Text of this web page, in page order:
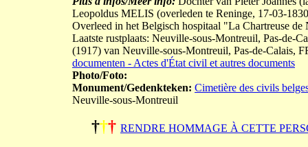
Leopoldus MELIS (overleden te Reninge, 17-03-
Overleed in het Belgisch hospitaal "La Chartreuse
Laatste rustplaats: Neuville-sous-Montreuil, Pas-de-
(1917) van Neuville-sous-Montreuil, Pas-de-Calais,
documenten - Actes d'État civil et autres documents
Photo/Foto:
Monument/Gedenkteken: Cimetière des civils
Neuville-sous-Montreuil
††† RENDRE HOMMAGE À CETTE